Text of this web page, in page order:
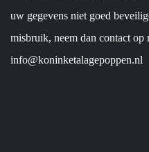
uw gegevens niet goed
misbruik, neem dan contact op
info@koninketalagepoppen.nl